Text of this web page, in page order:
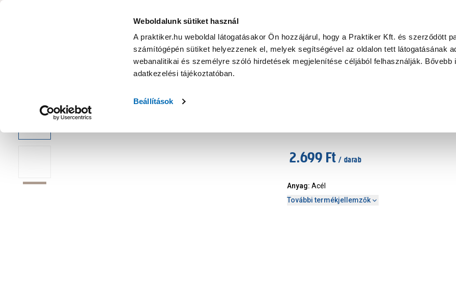
Weboldalunk sütiket használ
A praktiker.hu weboldal látogatásakor Ön hozzájárul, hogy a Praktiker Kft. és szerződött
számítógépén sütiket helyezzenek el, melyek segítségével az oldalon tett látogatásának
webanalitikai és személyre szóló hirdetések megjelenítése céljából felhasználják. Bővebb
adatkezelési tájékoztatóban.
Beállítások
KATEGÓRIÁK
Nyereményjáték Praktiker Professional Szakiajánló Ügyintézés és Információ
2.699 Ft / darab
Anyag: Acél
További termékjellemzők